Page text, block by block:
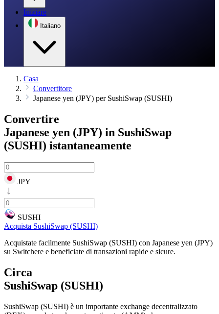
Iniziare
Italiano
Casa
Convertitore
Japanese yen (JPY) per SushiSwap (SUSHI)
Convertire
Japanese yen (JPY) in SushiSwap
(SUSHI) istantaneamente
JPY
SUSHI
Acquista SushiSwap (SUSHI)
Acquistate facilmente SushiSwap (SUSHI) con Japanese yen (JPY)
su Switchere e beneficiate di transazioni rapide e sicure.
Circa
SushiSwap (SUSHI)
SushiSwap (SUSHI) è un importante exchange decentralizzato